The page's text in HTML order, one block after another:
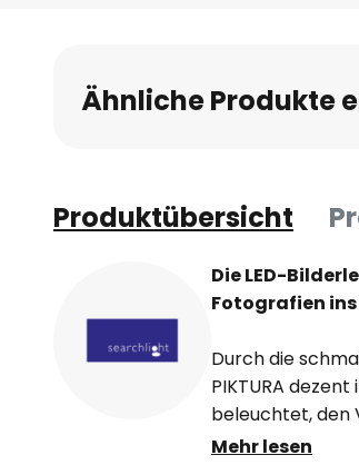
Ähnliche Produkte
Produktübersicht
Die LED-
Fotografien
Durch die
PIKTURA
beleuchtet, den
an der
Mehr lesen